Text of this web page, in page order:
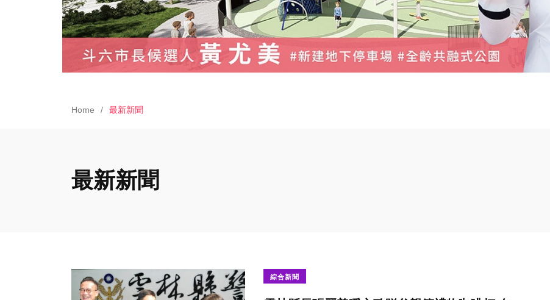
Home 最新新聞
最新新聞
綜合新聞